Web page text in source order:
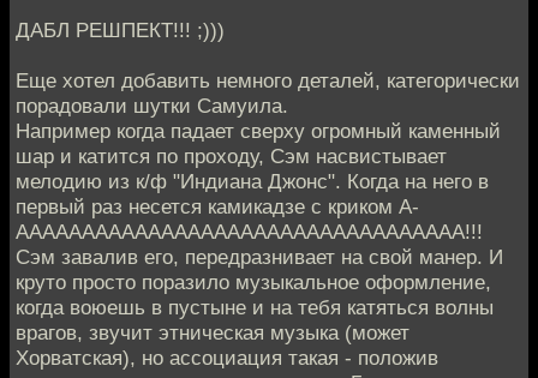
ДАБЛ РЕШПЕКТ!!! ;)))
Еще хотел добавить немного деталей, категорически
порадовали шутки Самуила.
Например когда падает сверху огромный каменный
шар и катится по проходу, Сэм насвистывает
мелодию из к/ф "Индиана Джонс". Когда на него в
первый раз несется камикадзе с криком А-
АААААААААААААААААААААААААААААААААА!!!
Сэм завалив его, передразнивает на свой манер. И
круто просто поразило музыкальное оформление,
когда воюешь в пустыне и на тебя катяться волны
врагов, звучит этническая музыка (может
Хорватская), но ассоциация такая - положив